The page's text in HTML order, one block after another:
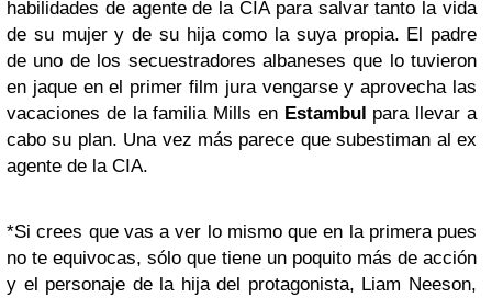
habilidades de agente de la CIA para salvar tanto la vida
de su mujer y de su hija como la suya propia. El padre
de uno de los secuestradores albaneses que lo tuvieron
en jaque en el primer film jura vengarse y aprovecha las
vacaciones de la familia Mills en Estambul para llevar a
cabo su plan. Una vez más parece que subestiman al ex
agente de la CIA.
*Si crees que vas a ver lo mismo que en la primera pues
no te equivocas, sólo que tiene un poquito más de acción
y el personaje de la hija del protagonista, Liam Neeson,